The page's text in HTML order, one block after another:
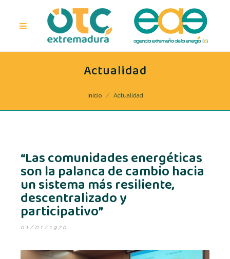
Actualidad
Inicio Actualidad
“Las comunidades energéticas
son la palanca de cambio hacia
un sistema más resiliente,
descentralizado y
participativo”
01/01/1970